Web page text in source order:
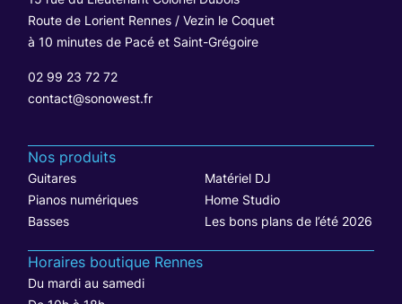
Route de Lorient Rennes / Vezin le Coquet
à 10 minutes de Pacé et Saint-Grégoire
02 99 23 72 72
contact@sonowest.fr
Nos produits
Guitares
Matériel DJ
Pianos numériques
Home Studio
Basses
Les bons plans de l’été 2026
Horaires boutique Rennes
Du mardi au samedi